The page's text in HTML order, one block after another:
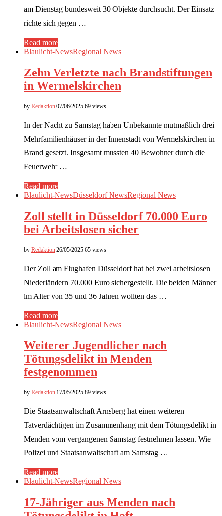
am Dienstag bundesweit 30 Objekte durchsucht. Der Einsatz
richte sich gegen …
Read more
Blaulicht-NewsRegional News
Zehn Verletzte nach Brandstiftungen
in Wermelskirchen
by Redaktion 07/06/2025 69 views
In der Nacht zu Samstag haben Unbekannte mutmaßlich drei
Mehrfamilienhäuser in der Innenstadt von Wermelskirchen in
Brand gesetzt. Insgesamt mussten 40 Bewohner durch die
Feuerwehr …
Read more
Blaulicht-NewsDüsseldorf NewsRegional News
Zoll stellt in Düsseldorf 70.000 Euro
bei Arbeitslosen sicher
by Redaktion 26/05/2025 65 views
Der Zoll am Flughafen Düsseldorf hat bei zwei arbeitslosen
Niederländern 70.000 Euro sichergestellt. Die beiden Männer
im Alter von 35 und 36 Jahren wollten das …
Read more
Blaulicht-NewsRegional News
Weiterer Jugendlicher nach
Tötungsdelikt in Menden
festgenommen
by Redaktion 17/05/2025 89 views
Die Staatsanwaltschaft Arnsberg hat einen weiteren
Tatverdächtigen im Zusammenhang mit dem Tötungsdelikt in
Menden vom vergangenen Samstag festnehmen lassen. Wie
Polizei und Staatsanwaltschaft am Samstag …
Read more
Blaulicht-NewsRegional News
17-Jähriger aus Menden nach